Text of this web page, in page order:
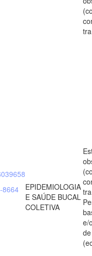
8664
EPIDEMIOLOGIA
E SAÚDE BUCAL
COLETIVA
e/